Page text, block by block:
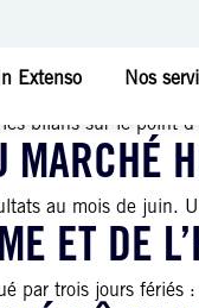
In Extenso Nos
ET DE
bilans sur le point
au mois de juin.
ET DE
par trois jours